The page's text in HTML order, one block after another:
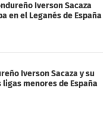
Iverson Sacaza
en el Leganés de España
Iverson Sacaza y su
ligas menores de España